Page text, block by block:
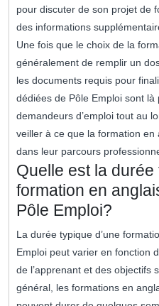
pour discuter de son projet de
des informations
Une fois que le choix de la
généralement de remplir un
les documents requis pour
dédiées de Pôle Emploi sont
demandeurs d’emploi tout au
veiller à ce que la formation
dans leur parcours
Quelle est la durée
formation en
Pôle Emploi?
La durée typique d’une
Emploi peut varier en fonction
de l’apprenant et des objectifs
général, les formations en